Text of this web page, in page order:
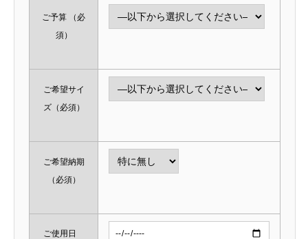
ご予算
（必
須）
ご希望サイ
ズ（必須）
ご希望納期
（必須）
ご使用日